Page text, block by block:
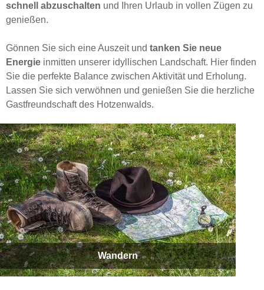
schnell abzuschalten und Ihren Urlaub in vollen Zügen zu
genießen.
Gönnen Sie sich eine Auszeit und tanken Sie neue
Energie inmitten unserer idyllischen Landschaft. Hier finden
Sie die perfekte Balance zwischen Aktivität und Erholung.
Lassen Sie sich verwöhnen und genießen Sie die herzliche
Gastfreundschaft des Hotzenwalds.
Wandern